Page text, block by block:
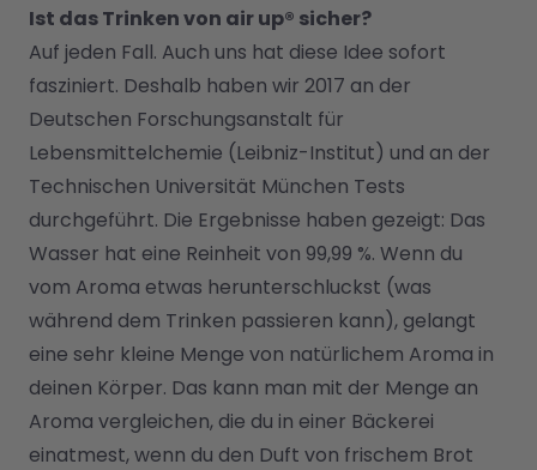
Ist das Trinken von air up® sicher?
Auf jeden Fall. Auch uns hat diese Idee sofort
fasziniert. Deshalb haben wir 2017 an der
Deutschen Forschungsanstalt für
Lebensmittelchemie (Leibniz-Institut) und an der
Technischen Universität München Tests
durchgeführt. Die Ergebnisse haben gezeigt: Das
Wasser hat eine Reinheit von 99,99 %. Wenn du
vom Aroma etwas herunterschluckst (was
während dem Trinken passieren kann), gelangt
eine sehr kleine Menge von natürlichem Aroma in
deinen Körper. Das kann man mit der Menge an
Aroma vergleichen, die du in einer Bäckerei
einatmest, wenn du den Duft von frischem Brot